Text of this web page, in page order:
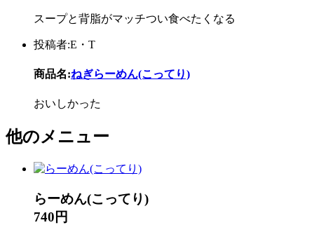
スープと背脂がマッチつい食べたくなる
投稿者:E・T
商品名:ねぎらーめん(こってり)
おいしかった
他のメニュー
らーめん(こってり)
740円